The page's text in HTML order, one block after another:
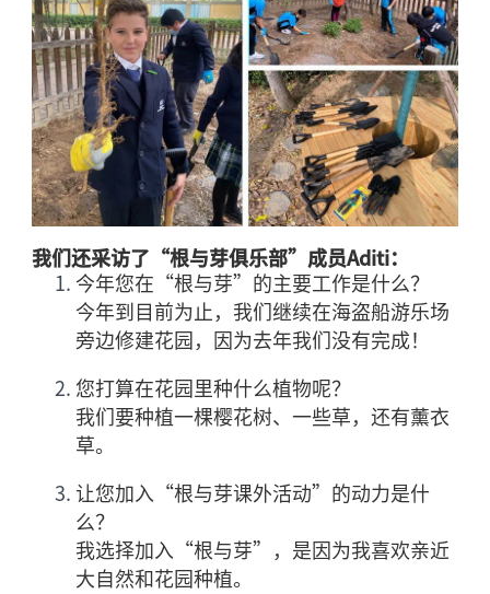
我们还采访了“根与芽俱乐部”成员Aditi：
今年您在 “根与芽”的主要工作是什么？
今年到目前为止，我们继续在海盗船游乐场
旁边修建花园，因为去年我们没有完成！
您打算在花园里种什么植物呢？
我们要种植一棵樱花树、一些草，还有薰衣
草。
让您加入 “根与芽课外活动” 的动力是什
么？
我选择加入“根与芽”，是因为我喜欢亲近
大自然和花园种植。